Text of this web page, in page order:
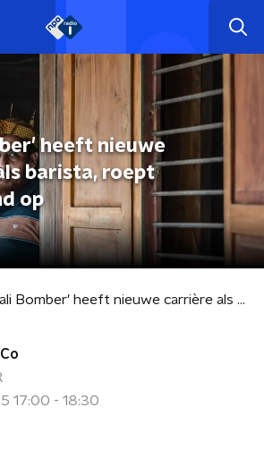
heeft nieuwe
barista, roept
op
'Bali Bomber' heeft nieuwe carrière als barista, roept weerstand op
17:00 - 18:30